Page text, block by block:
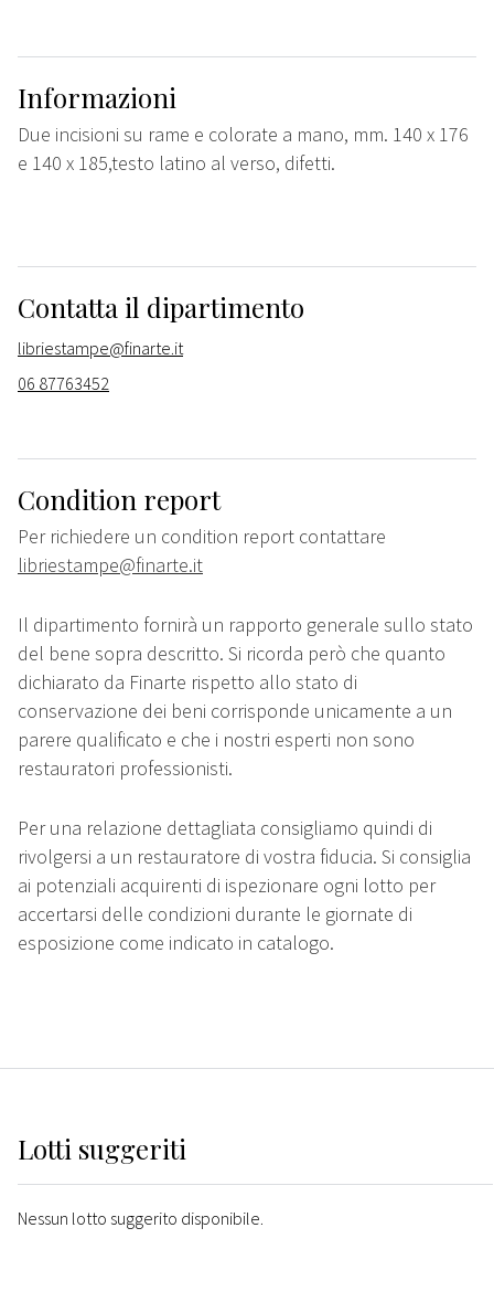
Informazioni
Due incisioni su rame e colorate a mano, mm. 140 x 176
e 140 x 185,testo latino al verso, difetti.
Contatta il dipartimento
libriestampe@finarte.it
06 87763452
Condition report
Per richiedere un condition report contattare
libriestampe@finarte.it
Il dipartimento fornirà un rapporto generale sullo stato
del bene sopra descritto. Si ricorda però che quanto
dichiarato da Finarte rispetto allo stato di
conservazione dei beni corrisponde unicamente a un
parere qualificato e che i nostri esperti non sono
restauratori professionisti.
Per una relazione dettagliata consigliamo quindi di
rivolgersi a un restauratore di vostra fiducia. Si consiglia
ai potenziali acquirenti di ispezionare ogni lotto per
accertarsi delle condizioni durante le giornate di
esposizione come indicato in catalogo.
Lotti suggeriti
Nessun lotto suggerito disponibile.